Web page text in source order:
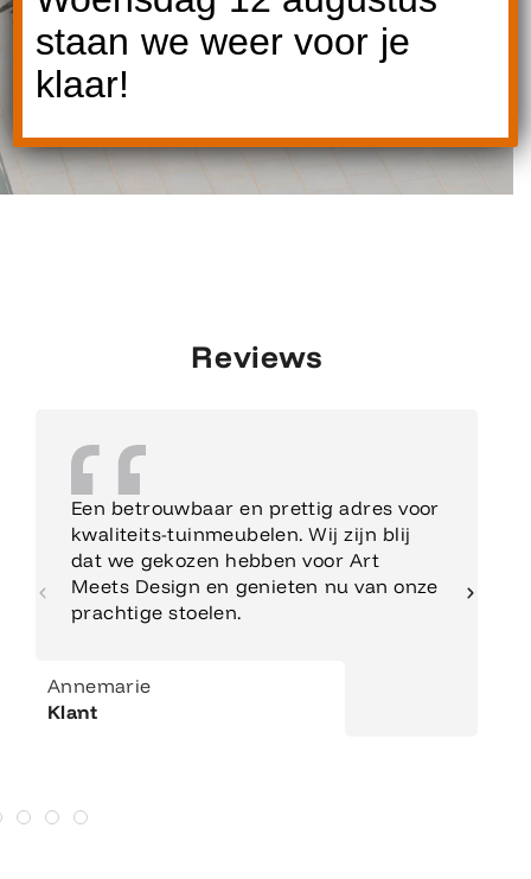
Reviews
Een betrouwbaar en prettig adres voor
kwaliteits-tuinmeubelen. Wij zijn blij
dat we gekozen hebben voor Art
Meets Design en genieten nu van onze
prachtige stoelen.
Annemarie
Klant
staan we weer voor je
klaar!